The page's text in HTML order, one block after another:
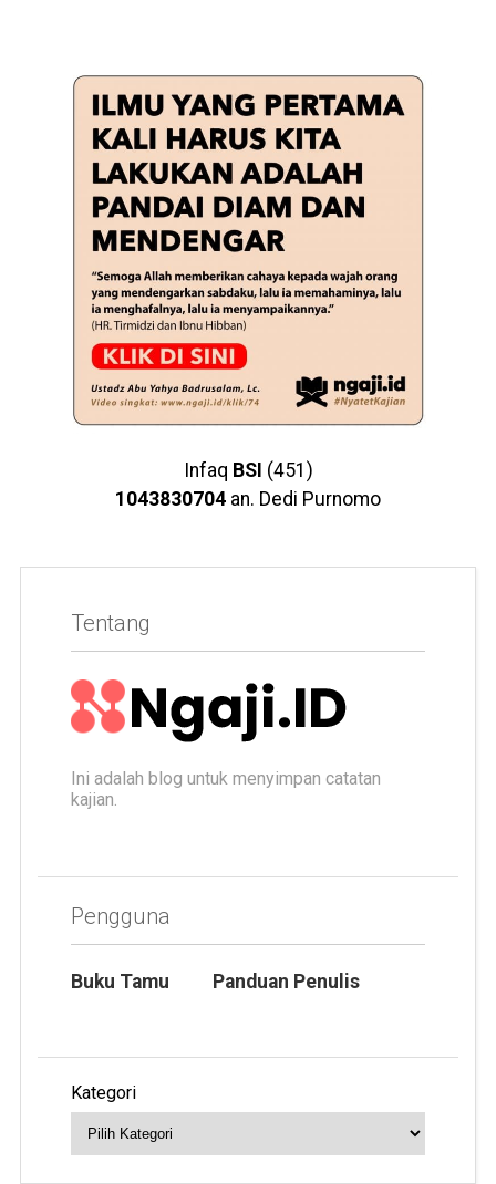
Infaq BSI (451)
1043830704 an. Dedi Purnomo
Tentang
Ini adalah blog untuk menyimpan catatan
kajian.
Pengguna
Buku Tamu Panduan Penulis
Kategori